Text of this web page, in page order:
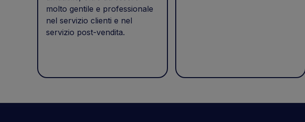
molto gentile e professionale
nel servizio clienti e nel
servizio post-vendita.